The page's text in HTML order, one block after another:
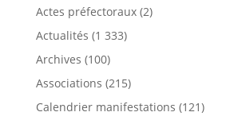
Actes préfectoraux(2)
Actualités (1 333)
Archives (100)
Associations (215)
Calendrier manifestations (121)